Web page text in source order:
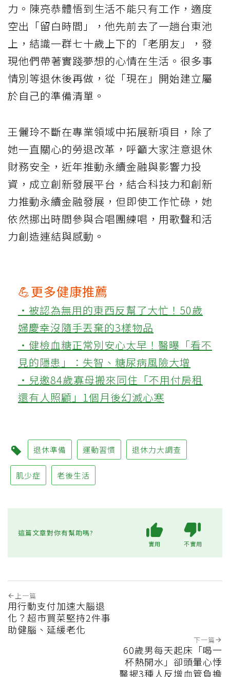
力。陳亮恭體悟到生活不能只有工作，適度
空出「留白時間」，他先前去了一趟台東池
上，結識一群七十歲上下的「老朋友」，發
現他們帶著實踐夢想的心情在生活。很多事
情別等退休後再做，從「現在」開始建立屬
於自己的準備清單。
王儷玲不斷在專業領域中拓展新項目，除了
她一直關心的勞退改革，呼籲大家注意退休
財務安全，近年推動永續金融與影響力投
資，成立創新發展平台，結合科技力和創新
力推動永續金融發展，但即使工作忙碌，她
依然挪出時間參與合唱團練唱，用歌聲和活
力創造連結與感動。
💪更多健康推薦
‧被認為無用的東西反幫了大忙！50歲
婦慶幸沒隨手丟棄的3樣物品
‧健檢血糖正常別安心太早！醫曝「看不
見的隱患」：失智、糖尿病風險大增
‧兒邀84歲寡母搬來同住「不用付房租
還有人照顧」1個月後幻滅心寒
退休準備 運動習慣 退休力大調查
肌少症 老後生活
這篇文章對你有幫助嗎?
實用 不實用
上一篇
用行動支付加速大腦退
化？超市買菜堅持2件事
助健腦、延緩老化
下一篇
60歲男每天起床「喝一
杯熱開水」卻頭暈心悸
醫揭3種人反增血管負擔